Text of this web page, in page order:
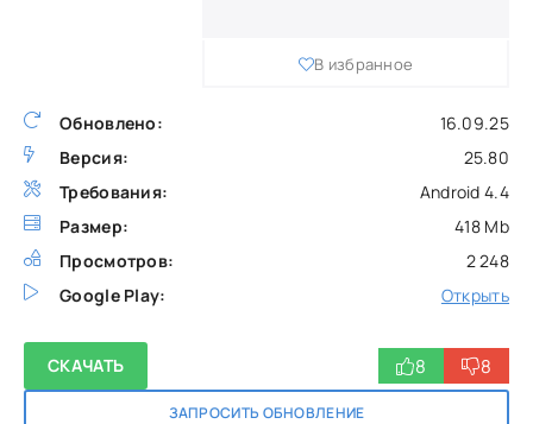
Обновлено:
16.09.25
Версия:
25.80
Требования:
Android 4.4
Размер:
418 Mb
Просмотров:
2 248
Google Play:
Открыть
В избранное
СКАЧАТЬ
ЗАПРОСИТЬ ОБНОВЛЕНИЕ
8 8